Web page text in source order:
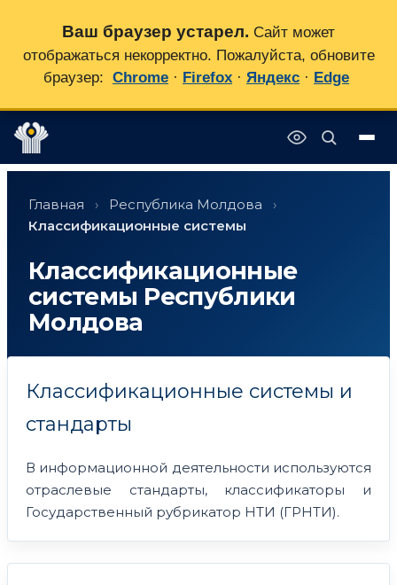
содержимому
Главная › Республика Молдова
›
Классификационные системы
Классификационные
системы Республики
Молдова
Классификационные системы и
стандарты
В информационной деятельности используются
отраслевые стандарты, классификаторы и
Государственный рубрикатор НТИ (ГРНТИ).
Ваш браузер устарел. Сайт может
отображаться некорректно. Пожалуйста, обновите
браузер: Chrome · Firefox · Яндекс · Edge